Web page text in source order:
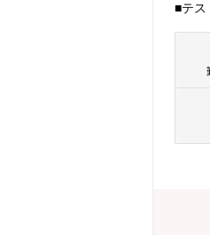
■テス
多く
シェ
健康
■チ
m
する
など